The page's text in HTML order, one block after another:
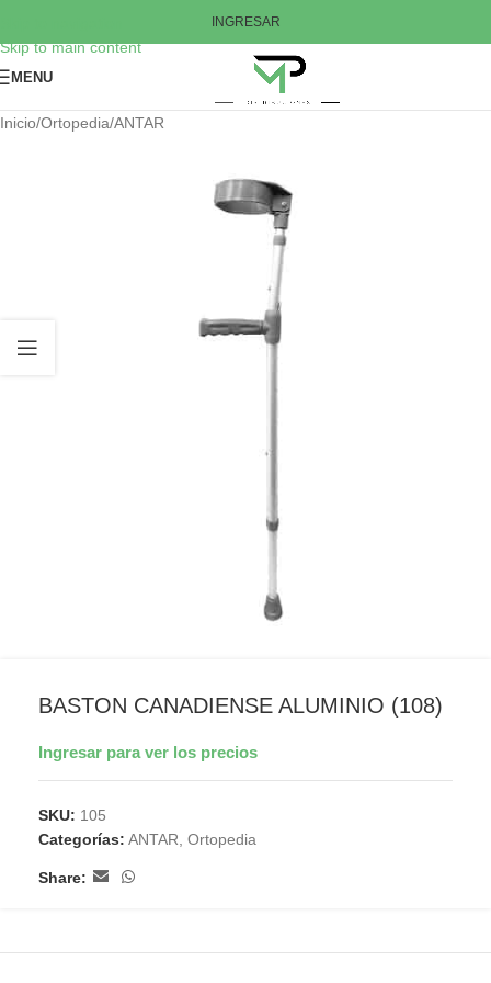
Skip to main content
INGRESAR
MENU
Inicio/Ortopedia/ANTAR
BASTON CANADIENSE ALUMINIO (108)
Ingresar para ver los precios
SKU: 105
Categorías: ANTAR Ortopedia
Share: